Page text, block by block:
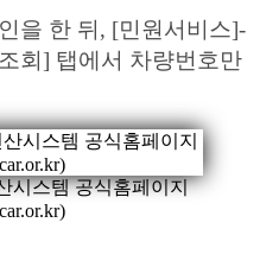
을 한 뒤, [민원서비스]-
회] 탭에서 차량번호만
시스템 공식홈페이지